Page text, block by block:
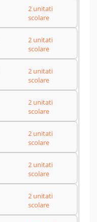
2 unitati
scolare
2 unitati
scolare
2 unitati
scolare
2 unitati
scolare
2 unitati
scolare
2 unitati
scolare
2 unitati
scolare